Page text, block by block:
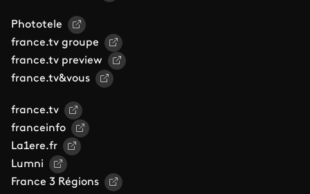
Phototele
france.tv groupe
france.tv preview
france.tv&vous
france.tv
franceinfo
La1ere.fr
Lumni
France 3 Régions